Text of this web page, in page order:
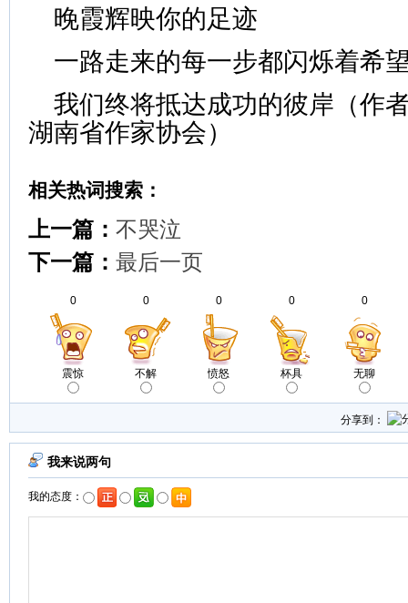
晚霞辉映你的足迹
一路走来的每一步都闪烁着希
我们终将抵达成功的彼岸（作
湖南省作家协会）
相关热词搜索：
上一篇： 不哭泣
下一篇： 最后一页
0
震惊
0
不解
0
愤怒
0
杯具
0
无聊
分享到：